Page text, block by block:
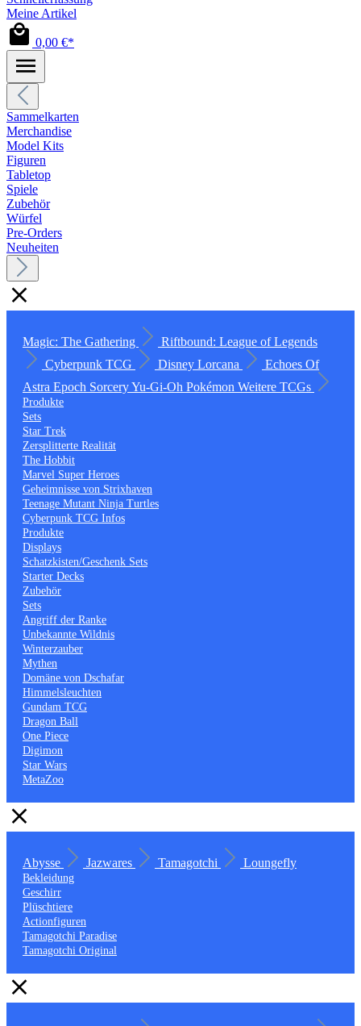
Meine Artikel
0,00 €*
Sammelkarten
Merchandise
Model Kits
Figuren
Tabletop
Spiele
Zubehör
Würfel
Pre-Orders
Neuheiten
Magic: The Gathering
Riftbound: League of Legends
Cyberpunk TCG
Disney Lorcana
Echoes Of
Astra Epoch SorceryYu-Gi-Oh Pokémon Weitere TCGs
Produkte
Sets
Star Trek
Zersplitterte Realität
The Hobbit
Marvel Super Heroes
Geheimnisse von Strixhaven
Teenage Mutant Ninja Turtles
Cyberpunk TCG Infos
Produkte
Displays
Schatzkisten/Geschenk Sets
Starter Decks
Zubehör
Sets
Angriff der Ranke
Unbekannte Wildnis
Winterzauber
Mythen
Domäne von Dschafar
Himmelsleuchten
Gundam TCG
Dragon Ball
One Piece
Digimon
Star Wars
MetaZoo
Abysse Jazwares Tamagotchi Loungefly
Bekleidung
Geschirr
Plüschtiere
Actionfiguren
Tamagotchi Paradise
Tamagotchi Original